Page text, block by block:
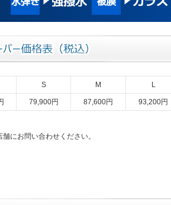
S M L
79,900円 87,600円 93,200円
にお問い合わせください。